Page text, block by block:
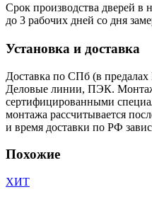
Срок производства дверей в
до 3 рабочих дней со дня
Установка и доставка
Доставка по СПб (в
Деловые линии, ПЭК.
сертифицированными
монтажа рассчитывается
и время доставки по РФ
Похожие
ХИТ